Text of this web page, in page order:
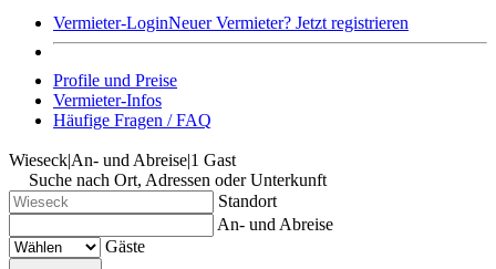
Vermieter-LoginNeuer Vermieter? Jetzt registrieren
Profile und Preise
Vermieter-Infos
Häufige Fragen / FAQ
Wieseck|An- und Abreise|1 Gast
Suche nach Ort, Adressen oder Unterkunft
Standort
An- und Abreise
Gäste